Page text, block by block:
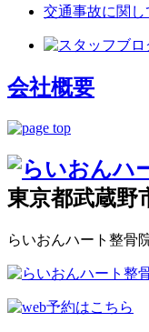
交通事故に関し
会社概要
東京都武蔵野
らいおんハート整骨